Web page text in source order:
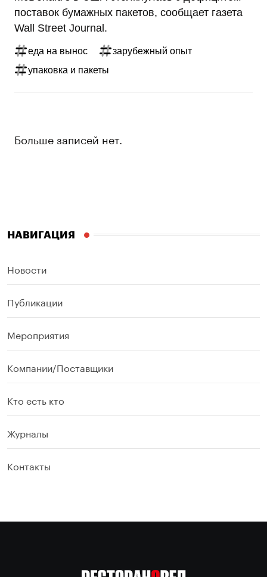
поставок бумажных пакетов, сообщает газета
Wall Street Journal.
еда на вынос
зарубежный опыт
упаковка и пакеты
Больше записей нет.
НАВИГАЦИЯ
Новости
Публикации
Мероприятия
Компании/Поставщики
Кто есть кто
Журналы
Контакты